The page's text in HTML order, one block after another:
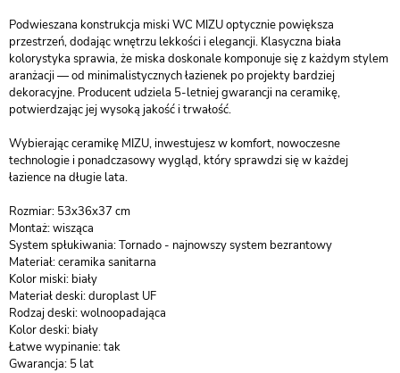
Podwieszana konstrukcja miski WC MIZU optycznie powiększa
przestrzeń, dodając wnętrzu lekkości i elegancji. Klasyczna biała
kolorystyka sprawia, że miska doskonale komponuje się z każdym stylem
aranżacji — od minimalistycznych łazienek po projekty bardziej
dekoracyjne. Producent udziela 5-letniej gwarancji na ceramikę,
potwierdzając jej wysoką jakość i trwałość.
Wybierając ceramikę MIZU, inwestujesz w komfort, nowoczesne
technologie i ponadczasowy wygląd, który sprawdzi się w każdej
łazience na długie lata.
Rozmiar: 53x36x37 cm
Montaż: wisząca
System spłukiwania: Tornado - najnowszy system bezrantowy
Materiał: ceramika sanitarna
Kolor miski: biały
Materiał deski: duroplast UF
Rodzaj deski: wolnoopadająca
Kolor deski: biały
Łatwe wypinanie: tak
Gwarancja: 5 lat